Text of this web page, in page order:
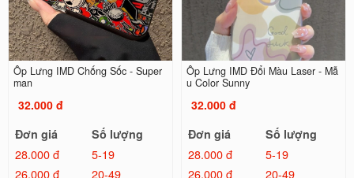
Ốp Lưng IMD Chống Sốc - Super
man
32.000 đ
Đơn giá
Số lượng
28.000 đ
5-19
26.000 đ
20-49
Ốp Lưng IMD Đổi Màu Laser - Mẫ
u Color Sunny
32.000 đ
Đơn giá
Số lượng
28.000 đ
5-19
26.000 đ
20-49